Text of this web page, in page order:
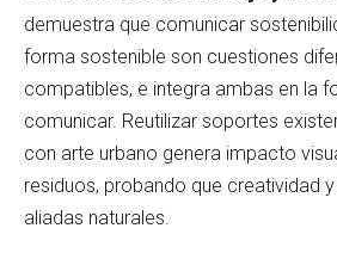
demuestra que comunicar
forma sostenible son cuestiones
compatibles, e integra ambas en la
comunicar. Reutilizar soportes
con arte urbano genera impacto
residuos, probando que creatividad
aliadas naturales.